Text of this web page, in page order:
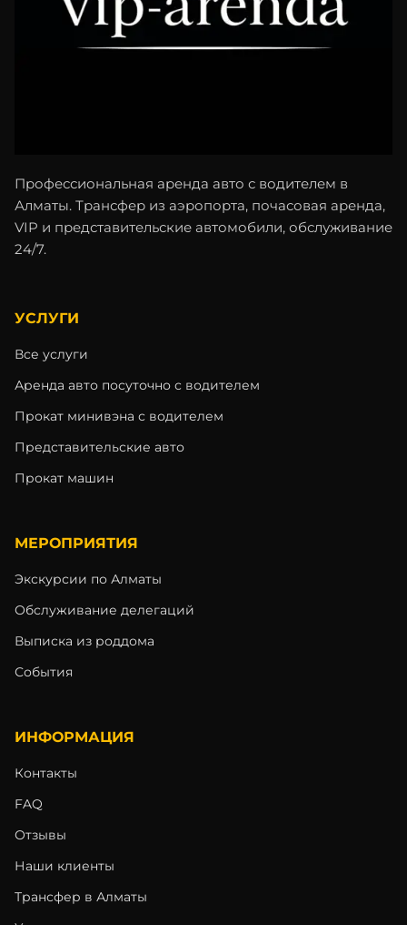
Профессиональная аренда авто с водителем в
Алматы. Трансфер из аэропорта, почасовая аренда,
VIP и представительские автомобили, обслуживание
24/7.
УСЛУГИ
Все услуги
Аренда авто посуточно с водителем
Прокат минивэна с водителем
Представительские авто
Прокат машин
МЕРОПРИЯТИЯ
Экскурсии по Алматы
Обслуживание делегаций
Выписка из роддома
События
ИНФОРМАЦИЯ
Контакты
FAQ
Отзывы
Наши клиенты
Трансфер в Алматы